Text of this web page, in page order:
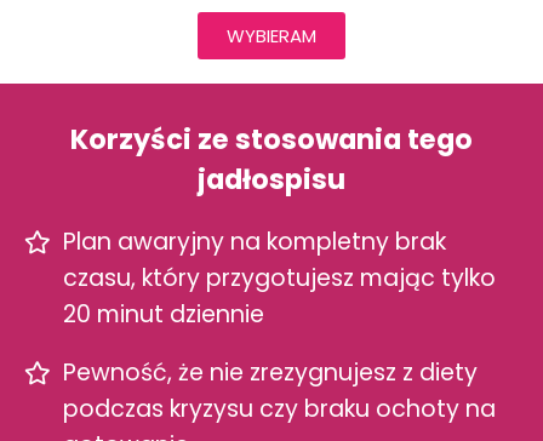
WYBIERAM
Korzyści ze stosowania tego
jadłospisu
Plan awaryjny na kompletny brak
czasu, który przygotujesz mając tylko
20 minut dziennie
Pewność, że nie zrezygnujesz z diety
podczas kryzysu czy braku ochoty na